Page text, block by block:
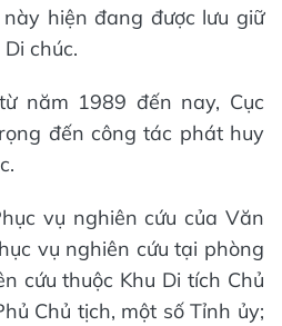
hiện đang được lưu giữ
chúc.
năm 1989 đến nay, Cục
đến công tác phát huy
vụ nghiên cứu của Văn
vụ nghiên cứu tại phòng
cứu thuộc Khu Di tích Chủ
Chủ tịch, một số Tỉnh ủy;